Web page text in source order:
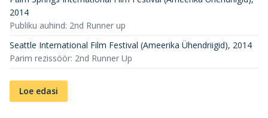
2014
Publiku auhind: 2nd Runner up
Seattle International Film Festival (Ameerika Ühendriigid), 2014
Parim rezissöör: 2nd Runner Up
Loe edasi